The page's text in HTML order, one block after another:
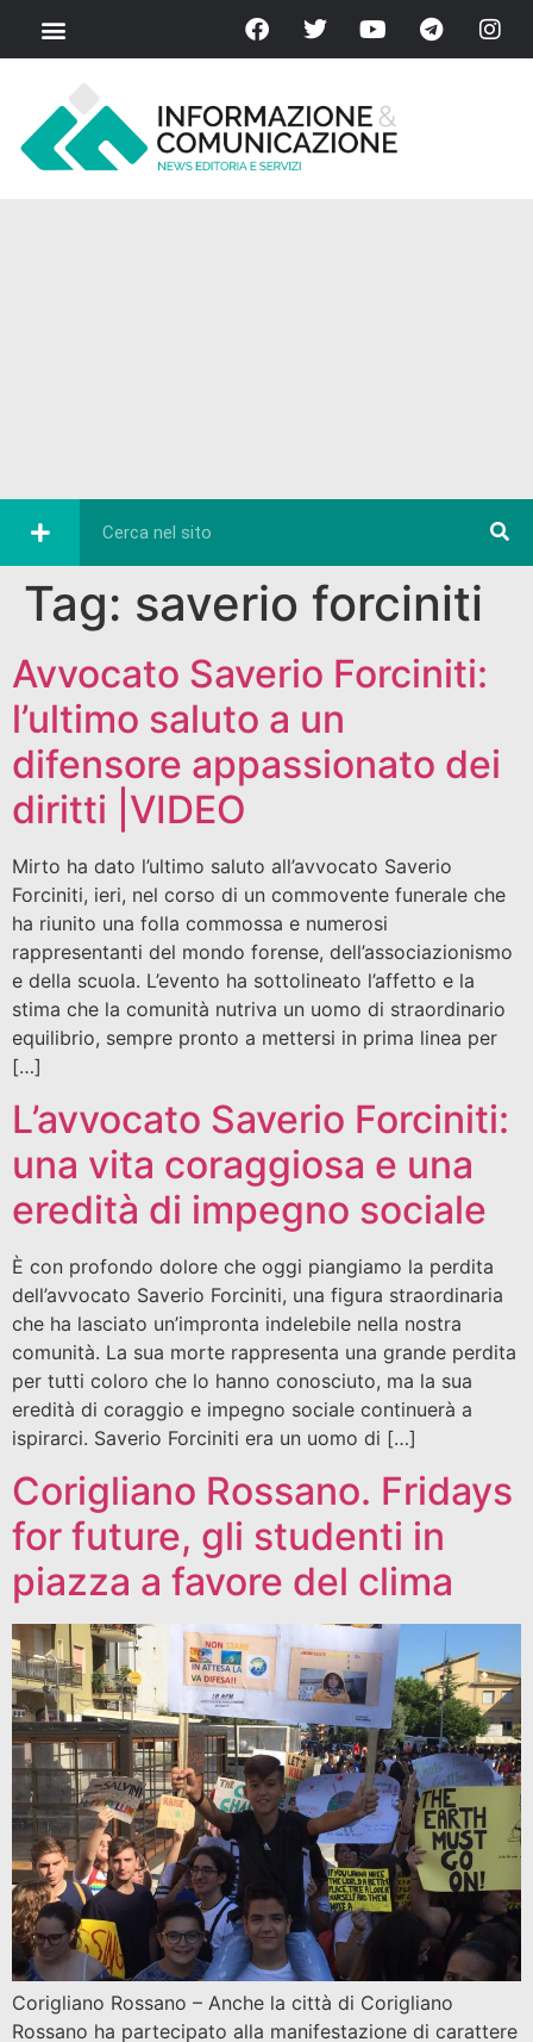
Tag: saverio forciniti
Avvocato Saverio Forciniti:
l’ultimo saluto a un
difensore appassionato dei
diritti |VIDEO
Mirto ha dato l’ultimo saluto all’avvocato Saverio
Forciniti, ieri, nel corso di un commovente funerale che
ha riunito una folla commossa e numerosi
rappresentanti del mondo forense, dell’associazionismo
e della scuola. L’evento ha sottolineato l’affetto e la
stima che la comunità nutriva un uomo di straordinario
equilibrio, sempre pronto a mettersi in prima linea per
[…]
L’avvocato Saverio Forciniti:
una vita coraggiosa e una
eredità di impegno sociale
È con profondo dolore che oggi piangiamo la perdita
dell’avvocato Saverio Forciniti, una figura straordinaria
che ha lasciato un’impronta indelebile nella nostra
comunità. La sua morte rappresenta una grande perdita
per tutti coloro che lo hanno conosciuto, ma la sua
eredità di coraggio e impegno sociale continuerà a
ispirarci. Saverio Forciniti era un uomo di […]
Corigliano Rossano. Fridays
for future, gli studenti in
piazza a favore del clima
Corigliano Rossano – Anche la città di Corigliano
Rossano ha partecipato alla manifestazione di carattere